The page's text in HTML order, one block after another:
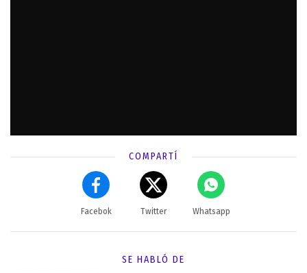
COMPARTÍ
Facebok Twitter Whatsapp
SE HABLÓ DE